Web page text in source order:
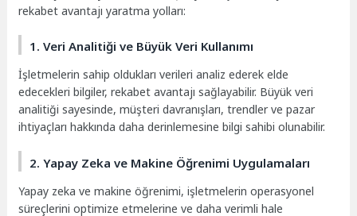
rekabet avantajı yaratma yolları:
1. Veri Analitiği ve Büyük Veri Kullanımı
İşletmelerin sahip oldukları verileri analiz ederek elde
edecekleri bilgiler, rekabet avantajı sağlayabilir. Büyük veri
analitiği sayesinde, müşteri davranışları, trendler ve pazar
ihtiyaçları hakkında daha derinlemesine bilgi sahibi olunabilir.
2. Yapay Zeka ve Makine Öğrenimi Uygulamaları
Yapay zeka ve makine öğrenimi, işletmelerin operasyonel
süreçlerini optimize etmelerine ve daha verimli hale